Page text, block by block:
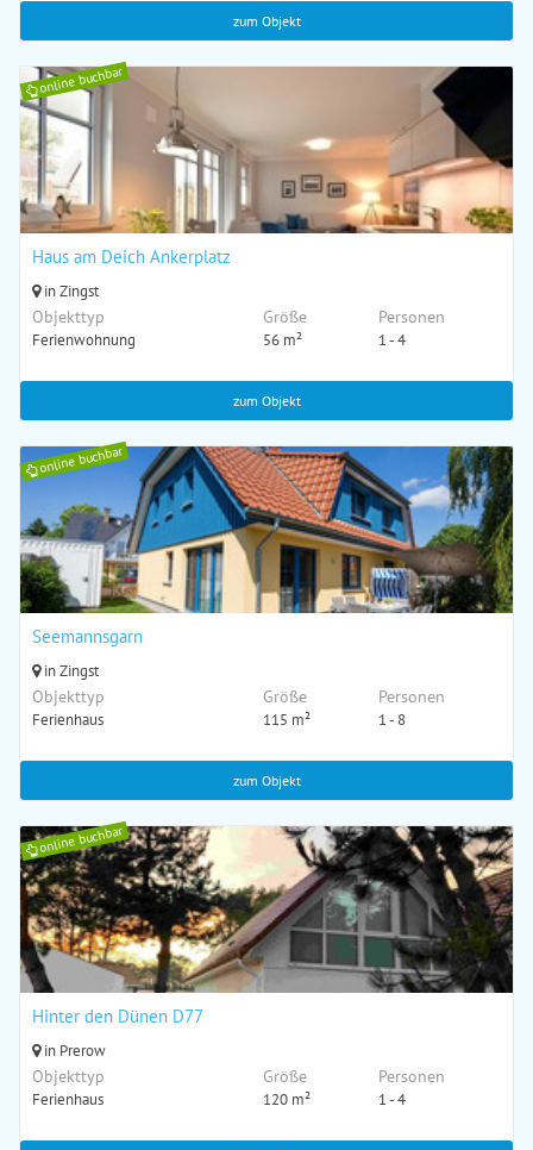
zum Objekt
online buchbar
Haus am Deich Ankerplatz
in Zingst
Objekttyp
Ferienwohnung
Größe
56 m²
Personen
1 - 4
zum Objekt
online buchbar
Seemannsgarn
in Zingst
Objekttyp
Ferienhaus
Größe
115 m²
Personen
1 - 8
zum Objekt
online buchbar
Hinter den Dünen D77
in Prerow
Objekttyp
Ferienhaus
Größe
120 m²
Personen
1 - 4